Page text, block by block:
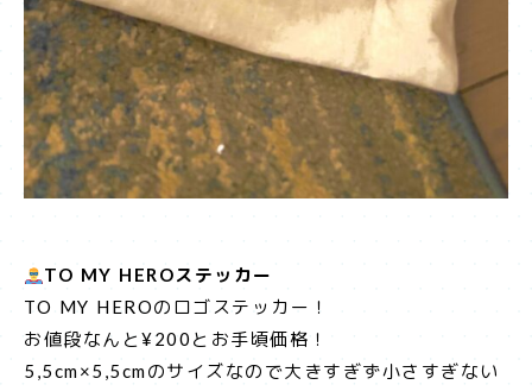
TO MY HEROステッカー
TO MY HEROのロゴステッカー！
お値段なんと¥200とお手頃価格！
5,5cm×5,5cmのサイズなので大きすぎず小さすぎない